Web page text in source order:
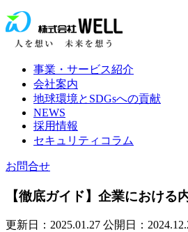
事業・サービス紹介
会社案内
地球環境とSDGsへの貢献
NEWS
採用情報
セキュリティコラム
お問合せ
【徹底ガイド】企業におけ
更新日：2025.01.27 公開日：